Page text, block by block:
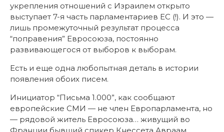
укрепления отношений с Израилем открыто
выступает 7-я часть парламентариев ЕС (!). И это —
лишь промежуточный результат процесса
“поправения” Евросоюза, постоянно
развивающегося от выборов к выборам.
Есть и еще одна любопытная деталь в истории
появления обоих писем.
Инициатор “Письма 1.000”, как сообщают
европейские СМИ — не член Европарламента, но
— рядовой житель Евросоюза… живущий во
Франции бывший спикер Кнессета Авраам